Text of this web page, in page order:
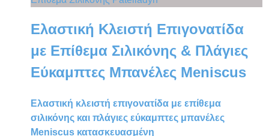
Ελαστική Κλειστή Επιγονατίδα
με Επίθεμα Σιλικόνης & Πλάγιες
Εύκαμπτες Μπανέλες Meniscus
Ελαστική κλειστή επιγονατίδα με επίθεμα
σιλικόνης και πλάγιες εύκαμπτες μπανέλες
Meniscus κατασκευασμένη